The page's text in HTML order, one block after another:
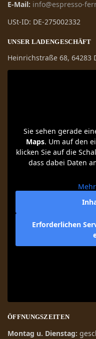
E-Mail: info@espresso-
USt-ID: DE-275002332
UNSER LADENGESCHÄFT
Heinrichstraße 68, 64283
Sie sehen gerade
Maps. Um auf den
klicken Sie auf die
dass dabei Daten
Erforderlichen
ÖFFNUNGSZEITEN
Montag u. Dienstag: